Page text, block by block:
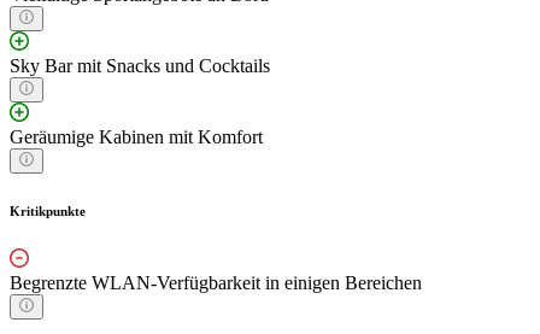
Sky Bar mit Snacks und Cocktails
Geräumige Kabinen mit Komfort
Kritikpunkte
Begrenzte WLAN-Verfügbarkeit in einigen Bereichen